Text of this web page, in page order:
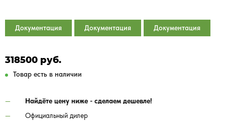
Документация Документация Документация
318500 руб.
Товар есть в наличии
Найдёте цену ниже - сделаем дешевле!
Официальный дилер